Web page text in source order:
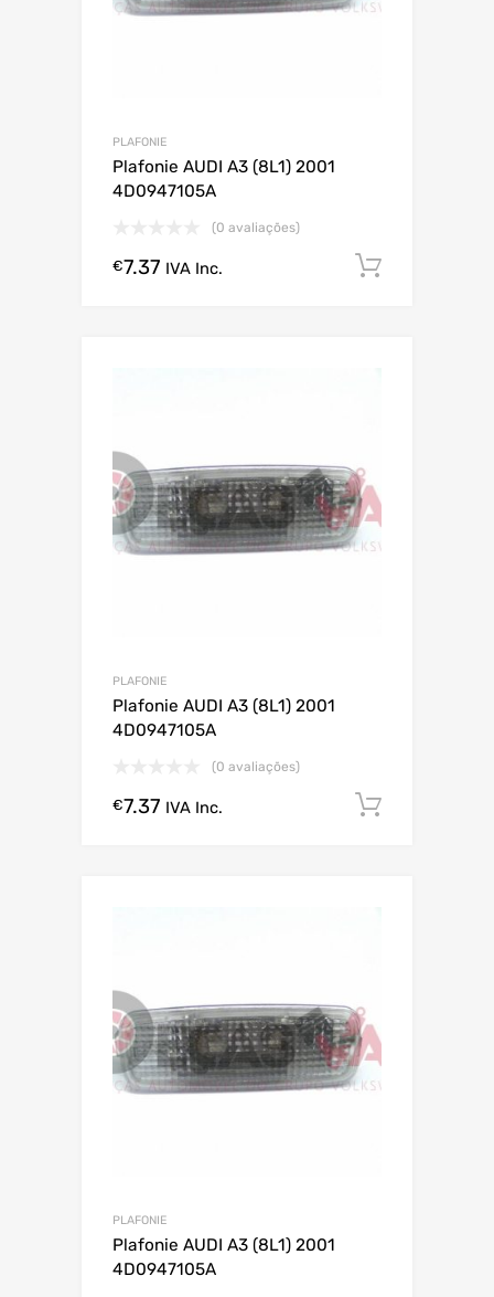
PLAFONIE
Plafonie AUDI A3 (8L1) 2001
4D0947105A
(0 avaliações)
€7.37 IVA Inc.
PLAFONIE
Plafonie AUDI A3 (8L1) 2001
4D0947105A
(0 avaliações)
€7.37 IVA Inc.
PLAFONIE
Plafonie AUDI A3 (8L1) 2001
4D0947105A